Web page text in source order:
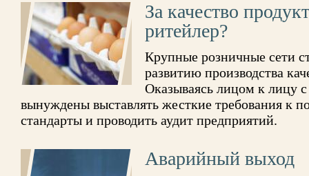
За качество
ритейлер?
Крупные розничные сети
развитию производства
Оказываясь лицом к лицу
вынуждены выставлять жесткие требования к
стандарты и проводить аудит предприятий.
Аварийный выход